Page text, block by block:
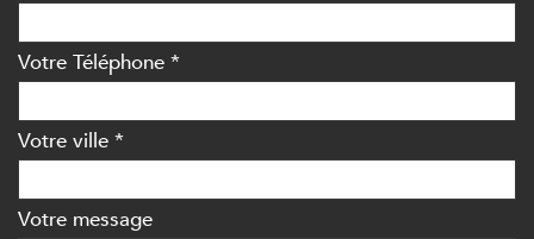
Votre Téléphone *
Votre ville *
Votre message